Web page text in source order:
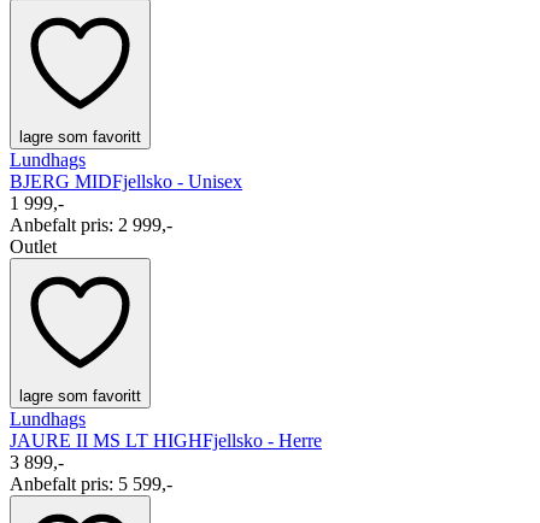
lagre som favoritt
Lundhags
BJERG MIDFjellsko - Unisex
1 999,-
Anbefalt pris: 2 999,-
Outlet
lagre som favoritt
Lundhags
JAURE II MS LT HIGHFjellsko - Herre
3 899,-
Anbefalt pris: 5 599,-